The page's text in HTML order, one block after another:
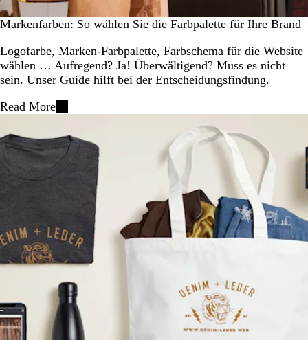
Markenfarben: So wählen Sie die Farbpalette für Ihre Brand
Logofarbe, Marken-Farbpalette, Farbschema für die Website
wählen … Aufregend? Ja! Überwältigend? Muss es nicht
sein. Unser Guide hilft bei der Entscheidungsfindung.
Read More